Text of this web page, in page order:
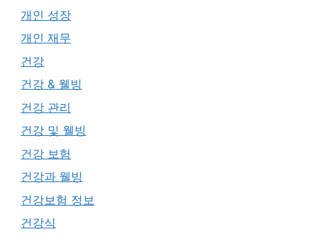
개인 성장
개인 재무
건강
건강 & 웰빙
건강 관리
건강 및 웰빙
건강 보험
건강과 웰빙
건강보험 정보
건강식